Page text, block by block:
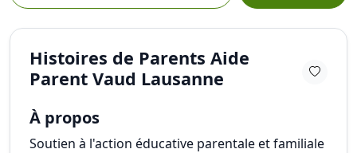
Histoires de Parents Aide
Parent Vaud Lausanne
À propos
Soutien à l'action éducative parentale et familiale